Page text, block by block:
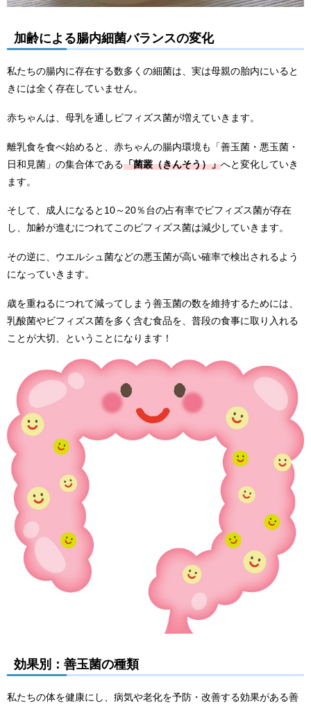
加齢による腸内細菌バランスの変化
私たちの腸内に存在する数多くの細菌は、実は母親の胎内にいると
きには全く存在していません。
赤ちゃんは、母乳を通しビフィズス菌が増えていきます。
離乳食を食べ始めると、赤ちゃんの腸内環境も「善玉菌・悪玉菌・
日和見菌」の集合体である「菌叢（きんそう）」へと変化していき
ます。
そして、成人になると10～20％台の占有率でビフィズス菌が存在
し、加齢が進むにつれてこのビフィズス菌は減少していきます。
その逆に、ウエルシュ菌などの悪玉菌が高い確率で検出されるよう
になっていきます。
歳を重ねるにつれて減ってしまう善玉菌の数を維持するためには、
乳酸菌やビフィズス菌を多く含む食品を、普段の食事に取り入れる
ことが大切、ということになります！
効果別：善玉菌の種類
私たちの体を健康にし、病気や老化を予防・改善する効果がある善